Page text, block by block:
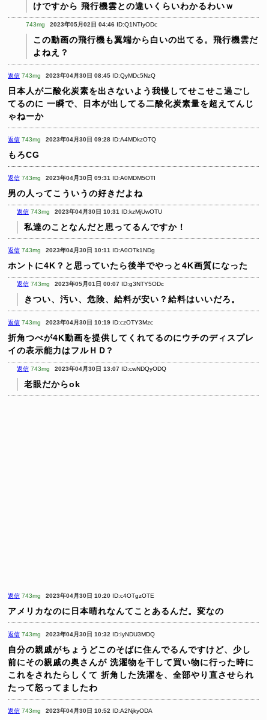
けですから 飛行機雲との違いくらいわかるわいｗ
743mg 2023年05月02日 04:46 ID:Q1NTIyODc
この動画の飛行機も翼端から白いの出てる。飛行機雲だ
よねえ？
返信 743mg 2023年04月30日 08:45 ID:QyMDc5NzQ
日本人が二酸化炭素を出さないよう我慢してせこせこ過ごし
てるのに 一瞬で、日本が出してる二酸化炭素量を超えてんじ
ゃねーか
返信 743mg 2023年04月30日 09:28 ID:A4MDkzOTQ
もろCG
返信 743mg 2023年04月30日 09:31 ID:A0MDM5OTI
男の人ってこういうの好きだよね
返信 743mg 2023年04月30日 10:31 ID:kzMjUwOTU
私達のことなんだと思ってるんですか！
返信 743mg 2023年04月30日 10:11 ID:A0OTk1NDg
ホントに4K？と思っていたら後半でやっと4K画質になった
返信 743mg 2023年05月01日 00:07 ID:g3NTY5ODc
きつい、汚い、危険、給料が安い？給料はいいだろ。
返信 743mg 2023年04月30日 10:19 ID:czOTY3Mzc
折角つべが4K動画を提供してくれてるのにウチのディスプレ
イの表示能力はフルＨＤ?
返信 743mg 2023年04月30日 13:07 ID:cwNDQyODQ
老眼だからok
返信 743mg 2023年04月30日 10:20 ID:c4OTgzOTE
アメリカなのに日本晴れなんてことあるんだ。変なの
返信 743mg 2023年04月30日 10:32 ID:IyNDU3MDQ
自分の親戚がちょうどこのそばに住んでるんですけど、少し
前にその親戚の奥さんが 洗濯物を干して買い物に行った時に
これをされたらしくて 折角した洗濯を、全部やり直させられ
たって怒ってましたわ
返信 743mg 2023年04月30日 10:52 ID:A2NjkyODA